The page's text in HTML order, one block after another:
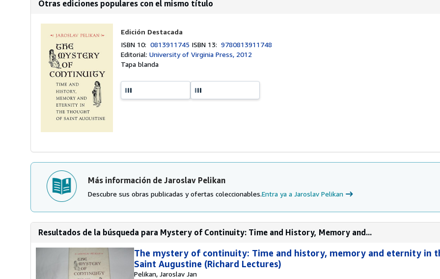
Otras ediciones populares con el mismo título
Edición Destacada
ISBN 10:0813911745 ISBN 13:9780813911748
Editorial:University of Virginia Press, 2012
Tapa blanda
Más información de Jaroslav Pelikan
Descubre sus obras publicadas y ofertas coleccionables.Entra ya a Jaroslav Pelikan
Resultados de la búsqueda para Mystery of Continuity: Time and History, Memory and...
The mystery of continuity: Time and history, memory and eternity in
Saint Augustine (Richard Lectures)
Pelikan, Jaroslav Jan